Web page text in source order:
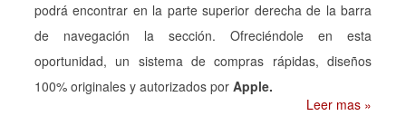
podrá encontrar en la parte superior derecha de la barra
de navegación la sección. Ofreciéndole en esta
oportunidad, un sistema de compras rápidas, diseños
100% originales y autorizados por Apple.
Leer mas »